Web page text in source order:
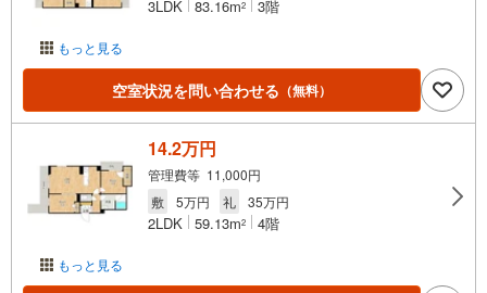
もっと見る
3LDK 83.16m2 3階
空室状況を問い合わせる （無料）
もっと見る
14.2万円
管理費等 11,000円
敷
5万円 礼 35万円
2LDK 59.13m2 4階